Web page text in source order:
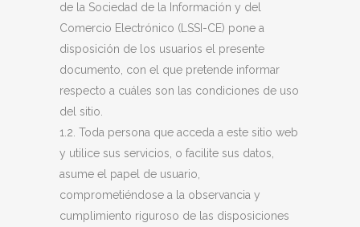
de la Sociedad de la Información y del
Comercio Electrónico (LSSI-CE) pone a
disposición de los usuarios el presente
documento, con el que pretende informar
respecto a cuáles son las condiciones de uso
del sitio.
1.2. Toda persona que acceda a este sitio web
y utilice sus servicios, o facilite sus datos,
asume el papel de usuario,
comprometiéndose a la observancia y
cumplimiento riguroso de las disposiciones